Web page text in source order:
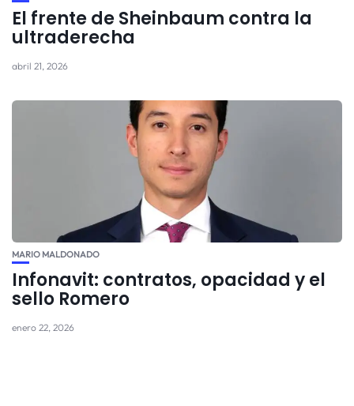
El frente de Sheinbaum contra la
ultraderecha
abril 21, 2026
MARIO MALDONADO
Infonavit: contratos, opacidad y el
sello Romero
enero 22, 2026